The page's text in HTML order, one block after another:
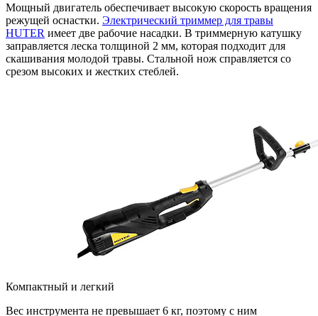
Мощный двигатель обеспечивает высокую скорость вращения
режущей оснастки. Электрический триммер для травы
HUTER имеет две рабочие насадки. В триммерную катушку
заправляется леска толщиной 2 мм, которая подходит для
скашивания молодой травы. Стальной нож справляется со
срезом высоких и жестких стеблей.
Компактный и легкий
Вес инструмента не превышает 6 кг, поэтому с ним